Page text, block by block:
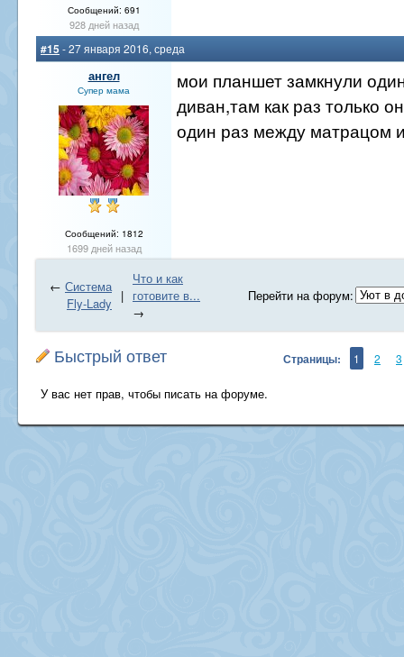
Сообщений: 691
928 дней назад
#15 - 27 января 2016, среда
ангел
Супер мама
Сообщений: 1812
1699 дней назад
мои планшет замкнули
диван,там как раз только
один раз между матрацом
← Система
Fly-Lady
|
Что и как
готовите в...
→
Перейти на форум:
Страницы: 1 2 3
Быстрый ответ
У вас нет прав, чтобы писать на форуме.